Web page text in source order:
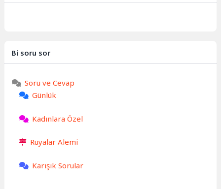
Bi soru sor
Soru ve Cevap
Günlük
Kadınlara Özel
Rüyalar Alemi
Karışık Sorular